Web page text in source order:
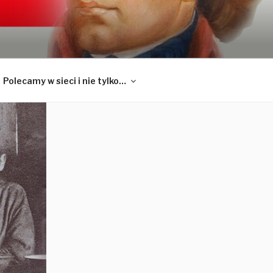
politycznych ale także historii
Polecamy w sieci i nie tylko…